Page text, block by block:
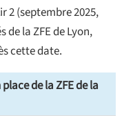
2 (septembre 2025,
la ZFE de Lyon,
cette date.
de la ZFE de la